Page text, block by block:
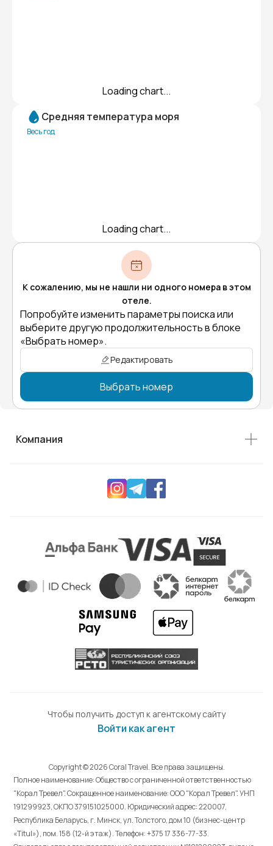
Loading chart...
Средняя температура моря
Весь год
Loading chart...
К сожалению, мы не нашли ни одного номера в этом
отеле.
Попробуйте изменить параметры поиска или
выберите другую продолжительность в блоке
«Выбрать номер».
Редактировать
Выбрать номер
Компания
Чтобы получить доступ к агентскому сайту
Войти как агент
Copyright © 2026 Coral Travel. Все права защищены.
Полное наименование: Общество с ограниченной ответственностью
"Корал Тревел". Сокращенное наименование: ООО "Корал Тревел". УНП
191299923, ОКПО 379151025000. Юридический адрес: 220007,
Республика Беларусь, г. Минск, ул. Толстого, дом 10 (бизнес-центр
«Titul»), пом. 158 (12-й этаж). Телефон: +375 17 336-77-33.